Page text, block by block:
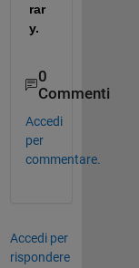
rar
y.
0
Commenti
Accedi
per
commentare.
Accedi per
rispondere